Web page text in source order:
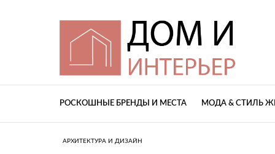
РОСКОШНЫЕ БРЕНДЫ И МЕСТА МОДА & СТИЛЬ
АРХИТЕКТУРА И ДИЗАЙН